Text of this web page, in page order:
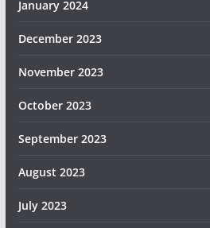
January 2024
December 2023
November 2023
October 2023
September 2023
August 2023
July 2023